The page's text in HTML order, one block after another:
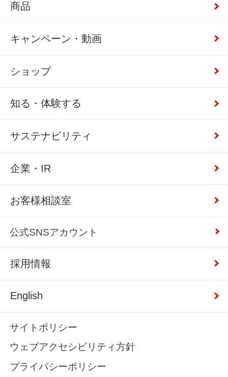
商品
キャンペーン・動画
ショップ
知る・体験する
サステナビリティ
企業・IR
お客様相談室
公式SNSアカウント
採用情報
English
サイトポリシー
ウェブアクセシビリティ方針
プライバシーポリシー